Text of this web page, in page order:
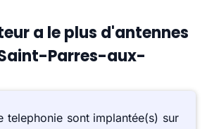
a le plus d'antennes
Parres-aux-
telephonie sont implantée(s) sur